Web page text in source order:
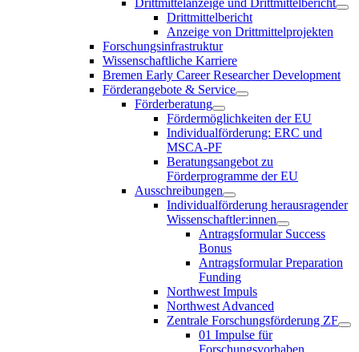
Drittmittelbericht
Anzeige von Drittmittelprojekten
Forschungsinfrastruktur
Wissenschaftliche Karriere
Bremen Early Career Researcher Development
Förderangebote & Service
Förderberatung
Fördermöglichkeiten der EU
Individualförderung: ERC und
MSCA-PF
Beratungsangebot zu
Förderprogramme der EU
Ausschreibungen
Individualförderung herausragender
Wissenschaftler:innen
Antragsformular Success
Bonus
Antragsformular Preparation
Funding
Northwest Impuls
Northwest Advanced
Zentrale Forschungsförderung ZF
01 Impulse für
Forschungsvorhaben